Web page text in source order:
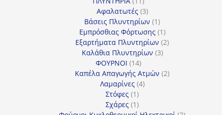
προϊόντα
Αφαλατωτές 33
προϊόντα
Βάσεις Πλυντηρίων 11
προϊόν
Εμπρόσθιας Φόρτωσης 11
προϊόν
Εξαρτήματα Πλυντηρίων 22
Καλάθια Πλυντηρίων 33
ΦΟΥΡΝΟΙ 1414
προϊόντα
Καπέλα Απαγωγής Ατμών 22
Λαμαρίνες 44
Στόφες 11
προϊόν
Σχάρες 11